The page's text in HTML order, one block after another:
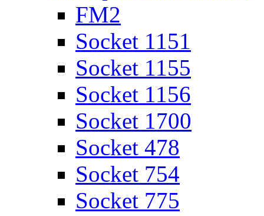
FM2
Socket 1151
Socket 1155
Socket 1156
Socket 1700
Socket 478
Socket 754
Socket 775